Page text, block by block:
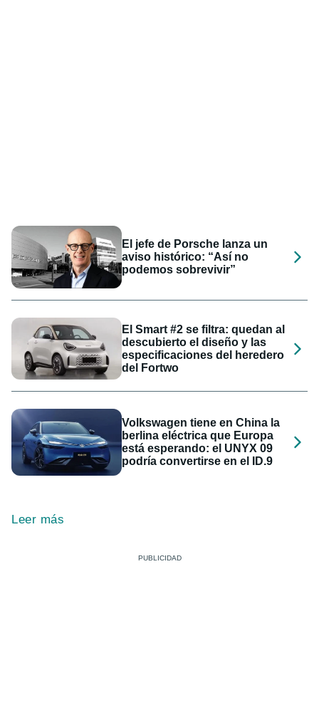
El jefe de Porsche lanza un
aviso histórico: “Así no
podemos sobrevivir”
El Smart #2 se filtra: quedan al
descubierto el diseño y las
especificaciones del heredero
del Fortwo
Volkswagen tiene en China la
berlina eléctrica que Europa
está esperando: el UNYX 09
podría convertirse en el ID.9
Leer más